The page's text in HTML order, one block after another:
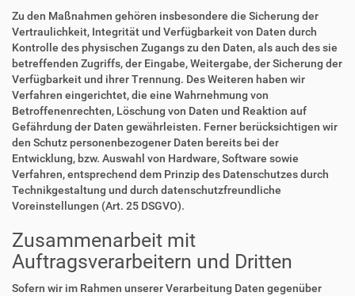
Zu den Maßnahmen gehören insbesondere die Sicherung der
Vertraulichkeit, Integrität und Verfügbarkeit von Daten durch
Kontrolle des physischen Zugangs zu den Daten, als auch des sie
betreffenden Zugriffs, der Eingabe, Weitergabe, der Sicherung der
Verfügbarkeit und ihrer Trennung. Des Weiteren haben wir
Verfahren eingerichtet, die eine Wahrnehmung von
Betroffenenrechten, Löschung von Daten und Reaktion auf
Gefährdung der Daten gewährleisten. Ferner berücksichtigen wir
den Schutz personenbezogener Daten bereits bei der
Entwicklung, bzw. Auswahl von Hardware, Software sowie
Verfahren, entsprechend dem Prinzip des Datenschutzes durch
Technikgestaltung und durch datenschutzfreundliche
Voreinstellungen (Art. 25 DSGVO).
Zusammenarbeit mit
Auftragsverarbeitern und Dritten
Sofern wir im Rahmen unserer Verarbeitung Daten gegenüber